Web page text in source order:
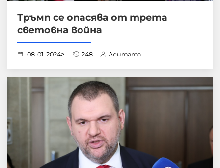
Тръмп се опасява от трета
световна война
08-01-2024г. 248 Лентата